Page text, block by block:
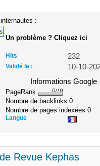
:
Un problème ? Cliquez ici
Hits 232
Validé le :
10-10-
Informations Google
PageRank
Nombre de backlinks 0
Nombre de pages indexées 0
Langue
Revue Kephas